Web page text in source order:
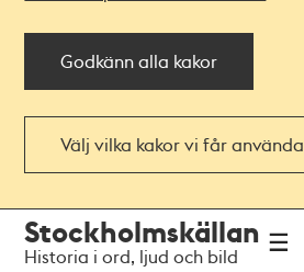
Godkänn alla kakor
Välj vilka kakor vi får använda
navigationen
huvudinnehållet
Stockholmskällan
Historia i ord, ljud och bild